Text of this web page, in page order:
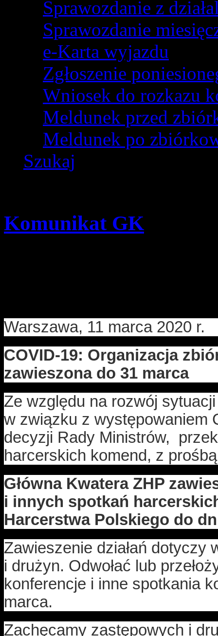
Sprawozdanie z
Sprawozdanie
e-Karta wyjazdu
Zgłoszenie
Wniosek do rozkazu
Meldunek przed
Meldunek po
Szukaj
Komunikat GK
Warszawa, 11 marca 2020 r.
COVID-19: Organizacja
zawieszona do 31 marca
Ze względu na rozwój
w związku z występowaniem
decyzji Rady Ministrów,
harcerskich komend, z
Główna Kwatera ZHP
i innych spotkań
Harcerstwa Polskiego do
Zawieszenie działań
i drużyn. Odwołać lub
konferencje i inne spotkania
marca.
Zachęcamy zastępowych i